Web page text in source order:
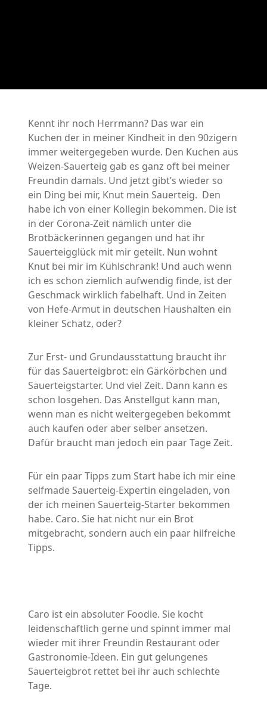
Kennt ihr noch Herrmann? Das war ein
Kuchen der in meiner Kindheit in den 90zigern
immer weitergegeben wurde. Den Kuchen aus
Weizen-Sauerteig gab es ganz oft bei meiner
Freundin damals. Und jetzt gibt’s wieder so
ein Ding bei mir, Knut mein Sauerteig. Den
habe ich von einer Kollegin bekommen. Die ist
in der Corona-Zeit nämlich unter die
Brotbäckerinnen gegangen und hat ihr
Sauerteigglück mit mir geteilt. Nun wohnt
Knut bei mir im Kühlschrank! Und auch wenn
ich es schon ziemlich aufwendig finde, ist der
Geschmack wirklich fabelhaft. Und in Zeiten
von Hefe-Armut in deutschen Haushalten ein
kleiner Schatz, oder?
Zur Erst- und Grundausstattung braucht ihr
für das Sauerteigbrot: ein Gärkörbchen und
Sauerteigstarter. Und viel Zeit. Dann kann es
schon losgehen. Das Anstellgut kann man,
wenn man es nicht weitergegeben bekommt
auch kaufen oder aber selber ansetzen.
Dafür braucht man jedoch ein paar Tage Zeit.
Für ein paar Tipps zum Start habe ich mir eine
selfmade Sauerteig-Expertin eingeladen, von
der ich meinen Sauerteig-Starter bekommen
habe. Caro. Sie hat nicht nur ein Brot
mitgebracht, sondern auch ein paar hilfreiche
Tipps.
Caro ist ein absoluter Foodie. Sie kocht
leidenschaftlich gerne und spinnt immer mal
wieder mit ihrer Freundin Restaurant oder
Gastronomie-Ideen. Ein gut gelungenes
Sauerteigbrot rettet bei ihr auch schlechte
Tage.